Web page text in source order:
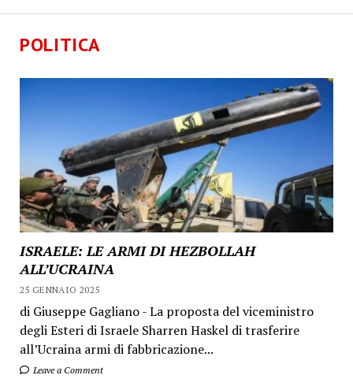
POLITICA
ISRAELE: LE ARMI DI HEZBOLLAH
ALL’UCRAINA
25 GENNAIO 2025
di Giuseppe Gagliano - La proposta del viceministro
degli Esteri di Israele Sharren Haskel di trasferire
all’Ucraina armi di fabbricazione...
Leave a Comment